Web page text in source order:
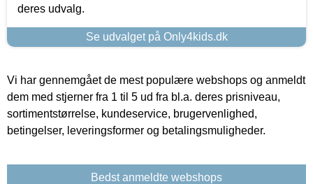
deres udvalg.
Se udvalget på Only4kids.dk
Vi har gennemgået de mest populære webshops og anmeldt
dem med stjerner fra 1 til 5 ud fra bl.a. deres prisniveau,
sortimentstørrelse, kundeservice, brugervenlighed,
betingelser, leveringsformer og betalingsmuligheder.
Bedst anmeldte webshops